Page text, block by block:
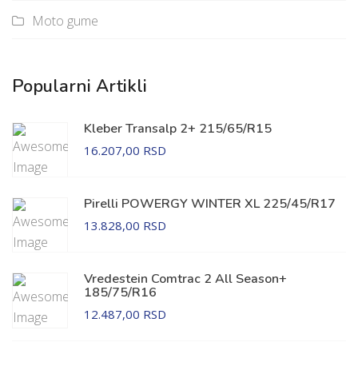
Moto gume
Popularni Artikli
Kleber Transalp 2+ 215/65/R15
16.207,00 RSD
Pirelli POWERGY WINTER XL 225/45/R17
13.828,00 RSD
Vredestein Comtrac 2 All Season+
185/75/R16
12.487,00 RSD